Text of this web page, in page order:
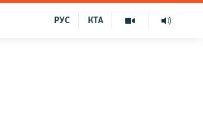
КТА
РУС